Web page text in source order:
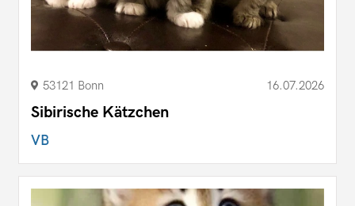
53121 Bonn 16.07.2026
Sibirische Kätzchen
VB